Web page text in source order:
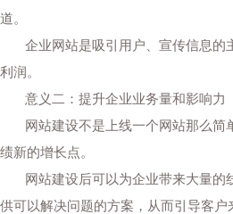
道。
企业网站是吸引用户、宣传信息的主
利润。
意义二：提升企业业务量和影响力
网站建设不是上线一个网站那么简单
绩新的增长点。
网站建设后可以为企业带来大量的线
供可以解决问题的方案，从而引导客户